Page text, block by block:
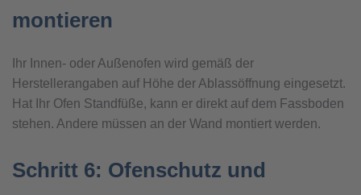
montieren
Ihr Innen- oder Außenofen wird gemäß der
Herstellerangaben auf Höhe der Ablassöffnung eingesetzt.
Hat Ihr Ofen Standfüße, kann er direkt auf dem Fassboden
stehen. Andere müssen an der Wand montiert werden.
Schritt 6: Ofenschutz und